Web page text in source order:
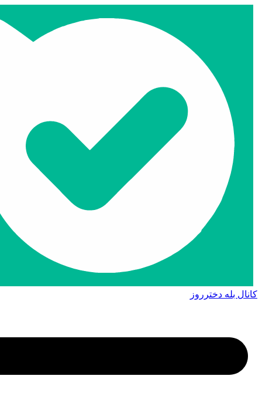
کانال بله دخترروز